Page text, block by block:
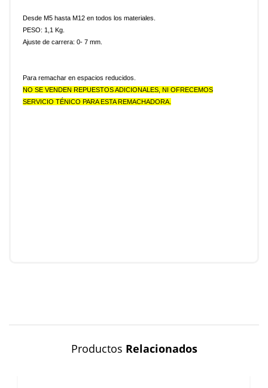
Desde M5 hasta M12 en todos los materiales.
PESO: 1,1 Kg.
Ajuste de carrera: 0- 7 mm.
Para remachar en espacios reducidos.
NO SE VENDEN REPUESTOS ADICIONALES, NI OFRECEMOS
SERVICIO TÉNICO PARA ESTA REMACHADORA.
Productos Relacionados